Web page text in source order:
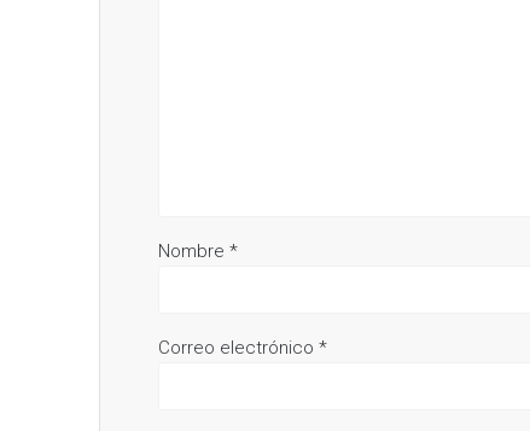
Nombre*
Correo electrónico*